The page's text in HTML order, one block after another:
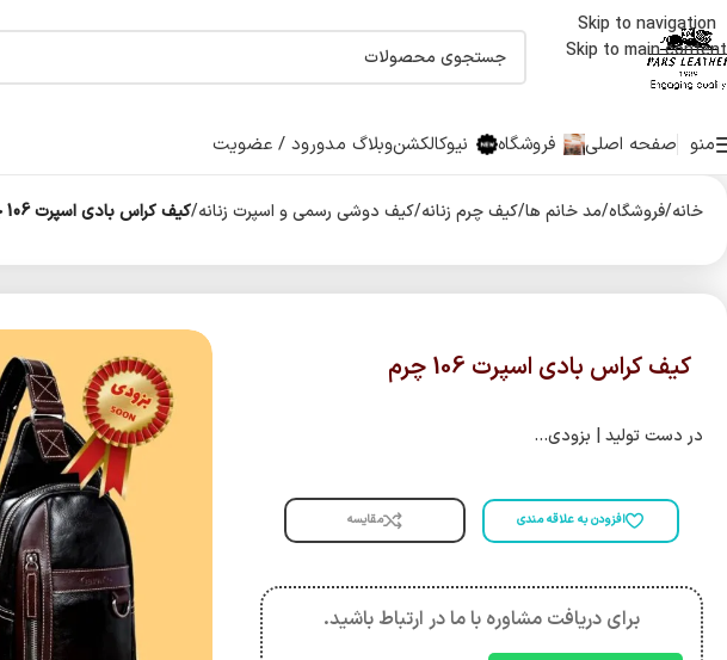
Skip to navigation
Skip to main content
اولین دارنده نشان حلال جهانی صنایع چرم درایران
منو صفحه اصلی فروشگاه نیوکالکشنوبلاگ مدورود / عضویت
خانه/فروشگاه/مد خانم ها/کیف چرم زنانه/کیف دوشی رسمی و اسپرت زنانه/کیف کراس بادی اسپرت 106 چرم
کیف کراس بادی اسپرت 106 چرم
در دست تولید | بزودی…
افزودن به علاقه مندی مقایسه
برای دریافت مشاوره با ما در ارتباط باشید.